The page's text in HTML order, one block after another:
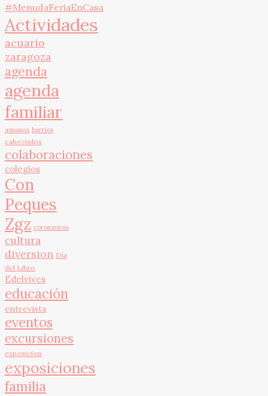
#MenudaFeriaEnCasa
Actividades
acuario
zaragoza
agenda
agenda
familiar
aspanoa barrios
cabezudos
colaboraciones
colegios
Con
Peques
Zgz coronavirus
cultura
diversion Día
del Libro
Edelvives
educación
entrevista
eventos
excursiones
exposicion
exposiciones
familia